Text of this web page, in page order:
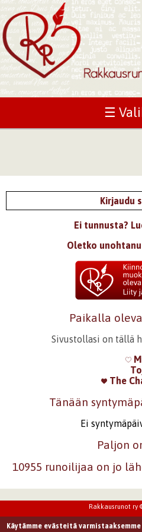
☰
Kirjaudu
Ei tunnusta?
Oletko
Paikalla
Sivustollasi on tällä
The
Tänään
Ei
Paljon
10955 runoilijaa on jo
Rakkausrunot ry
Käytämme evästeitä